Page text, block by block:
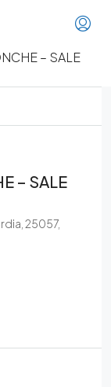
– SALE
25057,